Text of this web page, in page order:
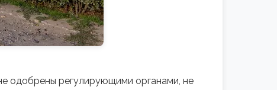
одобрены регулирующими органами, не